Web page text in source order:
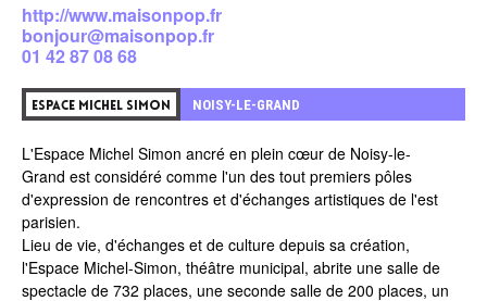
http://www.maisonpop.fr
bonjour@maisonpop.fr
01 42 87 08 68
ESPACE MICHEL SIMON NOISY-LE-GRAND
L'Espace Michel Simon ancré en plein cœur de Noisy-le-
Grand est considéré comme l'un des tout premiers pôles
d'expression de rencontres et d'échanges artistiques de l'est
parisien.
Lieu de vie, d'échanges et de culture depuis sa création,
l'Espace Michel-Simon, théâtre municipal, abrite une salle de
spectacle de 732 places, une seconde salle de 200 places, un